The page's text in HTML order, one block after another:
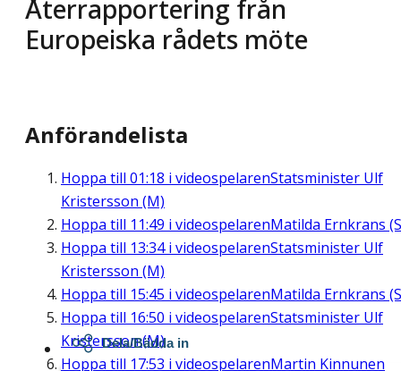
Återrapportering från
Europeiska rådets möte
Anförandelista
Hoppa till 01:18 i videospelarenStatsminister Ulf
Kristersson (M)
Hoppa till 11:49 i videospelarenMatilda Ernkrans
Hoppa till 13:34i videospelarenStatsminister Ulf
Kristersson (M)
Hoppa till 15:45 i videospelarenMatilda Ernkrans
Hoppa till 16:50 i videospelarenStatsminister Ulf
Kristersson (M)
Hoppa till 17:53 i videospelarenMartin Kinnunen
Dela/Bädda in